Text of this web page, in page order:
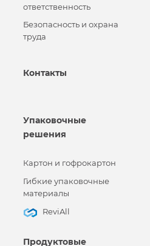
ответственность
Безопасность и охрана
труда
Контакты
Упаковочные
решения
Картон и гофрокартон
Гибкие упаковочные
материалы
ReviAll
Продуктовые